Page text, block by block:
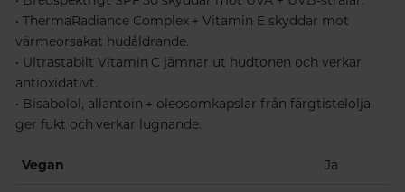
• ThermaRadiance Complex + Vitamin E skyddar mot
värmeorsakat hudåldrande.
• Ultrastabilt Vitamin C jämnar ut hudtonen och verkar
antioxidativt.
• Bisabolol, allantoin + oleosomkapslar från färgtistelolja
ger fukt och verkar lugnande.
Vegan Ja